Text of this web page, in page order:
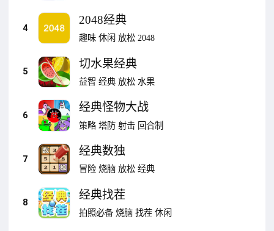
4
2048经典
趣味 休闲 放松 2048
5
切水果经典
益智 经典 放松 水果
6
经典怪物大战
策略 塔防 射击 回合制
7
经典数独
冒险 烧脑 放松 经典
8
经典找茬
拍照必备 烧脑 找茬 休闲